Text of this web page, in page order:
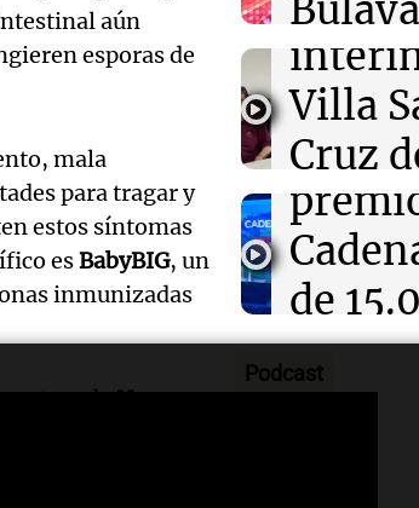
aún
esporas de
mala
para tragar y
estos síntomas
esBabyBIG, un
inmunizadas
entera deNara
vendidas en
en el
Ahora país
Episodios
para
Panorama
Episodios
Villa
Cruz
tras
Ahora país
Episodios
Audio.
de
Audio.
inicia
bonos
en
Audio.
Tekis
Podcast